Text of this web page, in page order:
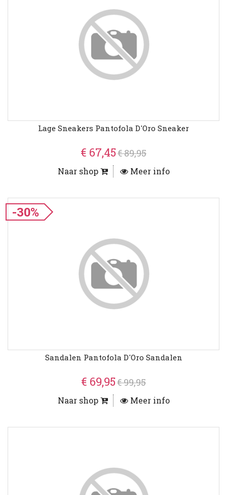
Lage Sneakers Pantofola D'Oro Sneaker
€ 67,45€ 89,95
Naar shop Meer info
-30%
Sandalen Pantofola D'Oro Sandalen
€ 69,95€ 99,95
Naar shop Meer info